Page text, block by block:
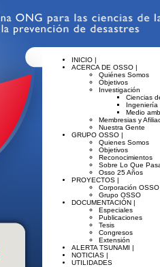
INICIO |
ACERCA DE OSSO |
Quiénes Somos
Objetivos
Investigación
Ciencias
Ingeniería
Medio
Membresias y
Nuestra Gente
GRUPO OSSO |
Quienes Somos
Objetivos
Reconocimientos
Sobre Lo Que
Osso 25 Años
PROYECTOS |
Corporación OSSO
Grupo OSSO
DOCUMENTACIÓN |
Especiales
Publicaciones
Tesis
Congresos
Extensión
ALERTA TSUNAMI |
NOTICIAS |
UTILIDADES